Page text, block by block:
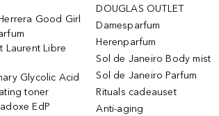
Good Girl
Laurent Libre
Glycolic Acid
toner
EdP
DOUGLAS OUTLET
Damesparfum
Herenparfum
Sol de Janeiro Body mist
Sol de Janeiro Parfum
Rituals cadeauset
Anti-aging